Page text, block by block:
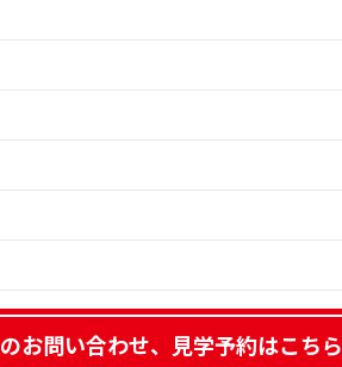
のお問い合わせ、見学予約はこちら